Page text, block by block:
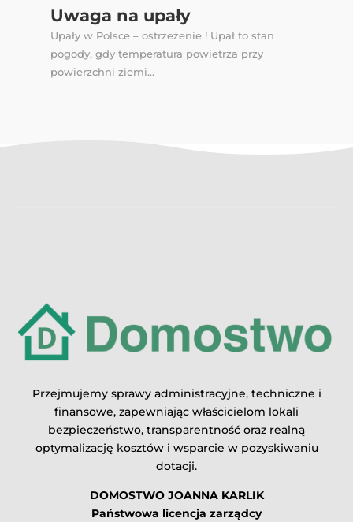
Uwaga na upały
Upały w Polsce – ostrzeżenie ! Upał to stan
pogody, gdy temperatura powietrza przy
powierzchni ziemi...
Przejmujemy sprawy administracyjne, techniczne i
finansowe, zapewniając właścicielom lokali
bezpieczeństwo, transparentność oraz realną
optymalizację kosztów i wsparcie w pozyskiwaniu
dotacji.
DOMOSTWO JOANNA KARLIK
Państwowa licencja zarządcy